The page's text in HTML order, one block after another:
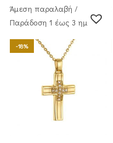
Άμεση παραλαβή /
Παράδoση 1 έως 3 ημέρες
-18%